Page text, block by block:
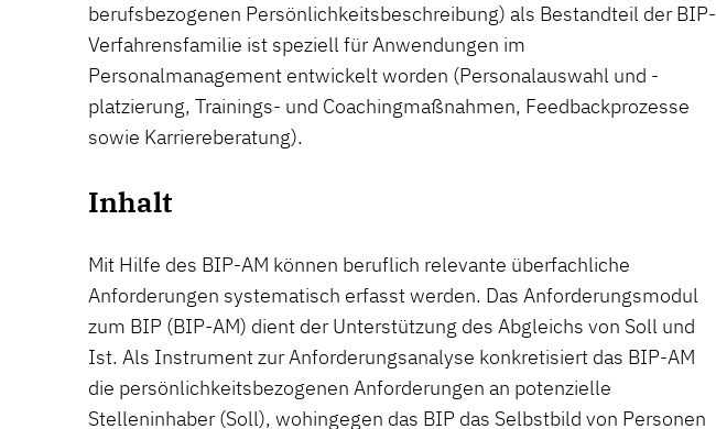
berufsbezogenen Persönlichkeitsbeschreibung) als Bestandteil der BIP-
Verfahrensfamilie ist speziell für Anwendungen im
Personalmanagement entwickelt worden (Personalauswahl und -
platzierung, Trainings- und Coachingmaßnahmen, Feedbackprozesse
sowie Karriereberatung).
Inhalt
Mit Hilfe des BIP-AM können beruflich relevante überfachliche
Anforderungen systematisch erfasst werden. Das Anforderungsmodul
zum BIP (BIP-AM) dient der Unterstützung des Abgleichs von Soll und
Ist. Als Instrument zur Anforderungsanalyse konkretisiert das BIP-AM
die persönlichkeitsbezogenen Anforderungen an potenzielle
Stelleninhaber (Soll), wohingegen das BIP das Selbstbild von Personen